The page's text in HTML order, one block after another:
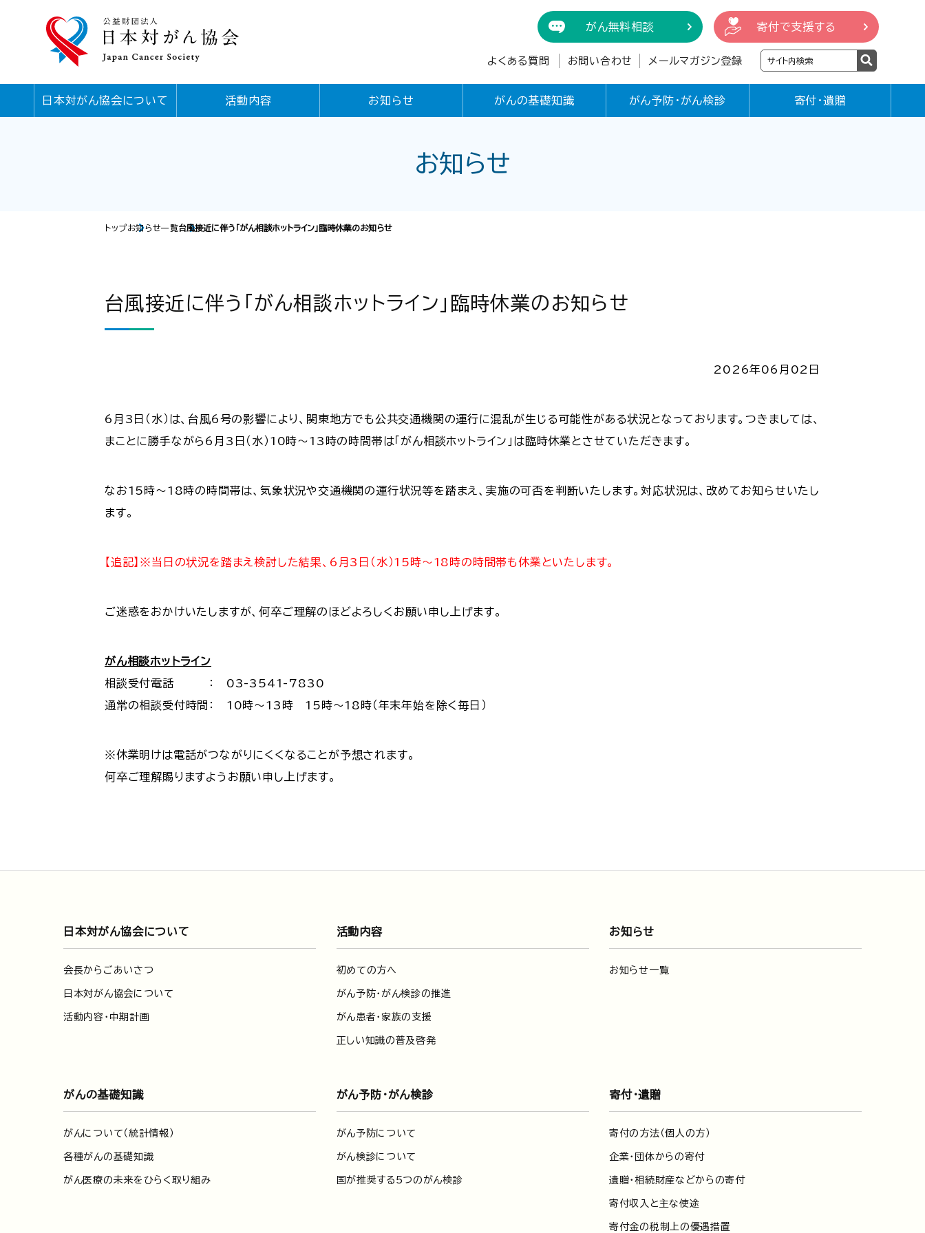
がん無料相談 寄付で支援する
よくある質問 お問い合わせ メールマガジン登録
日本対がん協会について 活動内容 お知らせ がんの基礎知識 がん予防・がん検診 寄付・遺贈
お知らせ
トップお知らせ一覧台風接近に伴う「がん相談ホットライン」臨時休業のお知らせ
台風接近に伴う「がん相談ホットライン」臨時休業のお知らせ
2026年06月02日
6月3日（水）は、台風6号の影響により、関東地方でも公共交通機関の運行に混乱が生じる可能性がある状況となっております。つきましては、
まことに勝手ながら6月3日（水）10時～13時の時間帯は「がん相談ホットライン」は臨時休業とさせていただきます。
なお15時～18時の時間帯は、気象状況や交通機関の運行状況等を踏まえ、実施の可否を判断いたします。対応状況は、改めてお知らせいたし
ます。
【追記】※当日の状況を踏まえ検討した結果、6月3日（水）15時～18時の時間帯も休業といたします。
ご迷惑をおかけいたしますが、何卒ご理解のほどよろしくお願い申し上げます。
がん相談ホットライン
相談受付電話 ： 03-3541-7830
通常の相談受付時間： 10時～13時 15時～18時（年末年始を除く毎日）
※休業明けは電話がつながりにくくなることが予想されます。
何卒ご理解賜りますようお願い申し上げます。
日本対がん協会について
会長からごあいさつ
日本対がん協会について
活動内容・中期計画
活動内容
初めての方へ
がん予防・がん検診の推進
がん患者・家族の支援
正しい知識の普及啓発
お知らせ
お知らせ一覧
がんの基礎知識
がんについて（統計情報）
各種がんの基礎知識
がん医療の未来をひらく取り組み
がん予防・がん検診
がん予防について
がん検診について
国が推奨する5つのがん検診
寄付・遺贈
寄付の方法（個人の方）
企業・団体からの寄付
遺贈・相続財産などからの寄付
寄付収入と主な使途
寄付金の税制上の優遇措置